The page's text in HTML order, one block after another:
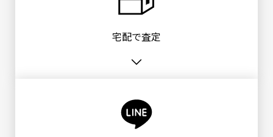
宅配で査定